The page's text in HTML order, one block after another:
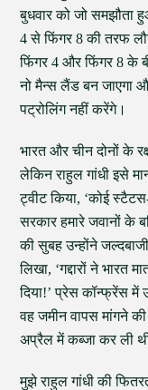
बुधवार को जो समझौता
4 से फिंगर 8 की तरफ
फिंगर 4 और फिंगर 8 के
नो मैन्स लैंड बन जाएगा
पट्रोलिंग नहीं करेंगे।
भारत और चीन दोनों के
लेकिन राहुल गांधी इसे
ट्वीट किया, ‘कोई
सरकार हमारे जवानों के
की सुबह उन्होंने
लिखा, ‘गद्दारों ने भारत
दिया!’ प्रेस कॉन्फ्रेंस में
वह जमीन वापस मांगने
अप्रैल में कब्जा कर ली
मुझे राहुल गांधी की